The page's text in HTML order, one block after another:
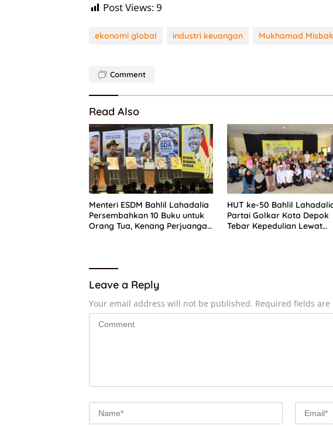
Post Views:9
ekonomi global industri keuangan Mukhamad
Comment
Read Also
Menteri ESDM Bahlil Lahadalia
Persembahkan 10 Buku untuk
Orang Tua, Kenang Perjuangan
HUT ke-50 Bahlil
Partai Golkar Kota Depok
Tebar Kepedulian Lewat
Leave a Reply
Your email address will not be published. Required fields are